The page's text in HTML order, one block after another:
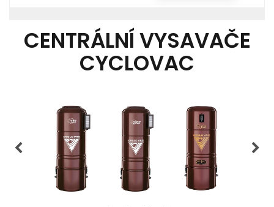
CENTRÁLNÍ VYSAVAČE
CYCLOVAC